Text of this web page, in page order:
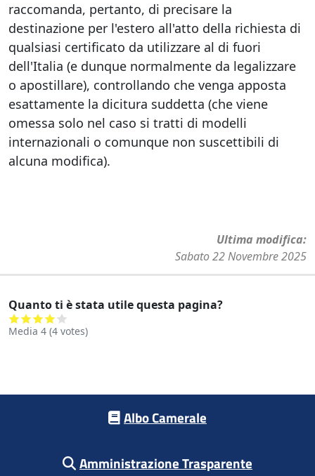
raccomanda, pertanto, di precisare la
destinazione per l'estero all'atto della richiesta di
qualsiasi certificato da utilizzare al di fuori
dell'Italia (e dunque normalmente da legalizzare
o apostillare), controllando che venga apposta
esattamente la dicitura suddetta (che viene
omessa solo nel caso si tratti di modelli
internazionali o comunque non suscettibili di
alcuna modifica).
Ultima modifica
Sabato 22 Novembre 2025
Quanto ti è stata utile questa pagina?
Media 4 (4 votes)
Albo Camerale
Amministrazione Trasparente